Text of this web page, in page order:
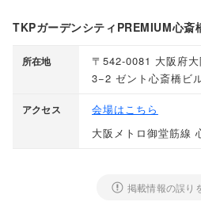
TKPガーデンシティPREMIUM心斎
所在地
〒542-0081 大阪府
3−2 ゼント心斎橋ビ
アクセス
会場はこちら
大阪メトロ御堂筋線
掲載情報の誤り